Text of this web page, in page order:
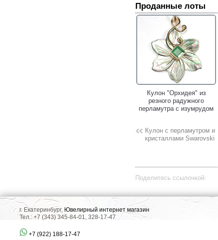
Проданные лоты
Кулон "Орхидея" из
резного радужного
перламутра с изумрудом
Кулон с перламутром и
кристаллами Swarovski
Поделитесь ссылочкой:
г. Екатеринбург, Ювелирный интернет магазин
Тел.: +7 (343) 345-84-01, 328-17-47
+7 (922) 188-17-47